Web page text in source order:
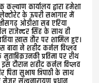
कार्यालय द्वारा हमेशा
के ऊपरी सभागार में
ओडीशा सब एरिया
राजेन्दर सिंह के साथ ही
ख़ास तौर पर शामिल हुए।
बावा ने शहीद कर्नल विप्लव
प्रतिमा पर रीथ
दौरान शहीद कर्नल विप्लव
पिता सुभाष त्रिपाठी के साथ